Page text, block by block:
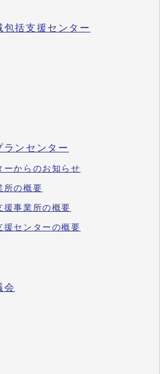
括支援センター
ランセンター
ーからのお知らせ
所の概要
援事業所の概要
援センターの概要
会